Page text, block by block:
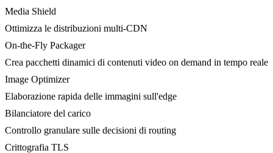
Media Shield
Ottimizza le distribuzioni multi-CDN
On-the-Fly Packager
Crea pacchetti dinamici di contenuti video on demand in tempo reale
Image Optimizer
Elaborazione rapida delle immagini sull'edge
Bilanciatore del carico
Controllo granulare sulle decisioni di routing
Crittografia TLS